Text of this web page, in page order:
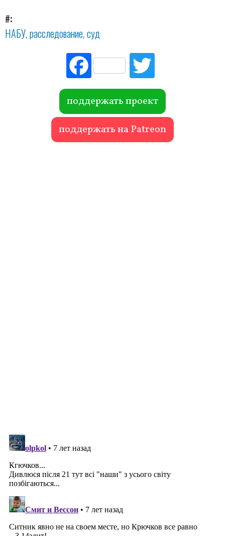
#
НАБУ расследование суд
Fac
ebo
ok r
поддержать проект
поддержать на Patreon